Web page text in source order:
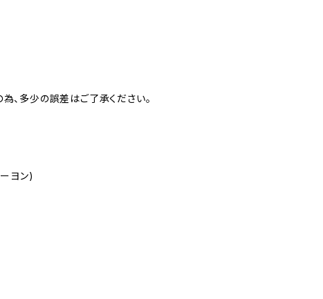
、多少の誤差はご了承ください。
ヨン)